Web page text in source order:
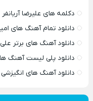
دکلمه های علیرضا آریانفر
دانلود تمام آهنگ های
دانلود آهنگ های برتر علی
دانلود پلی لیست آهنگ های
دانلود آهنگ های انگیزشی 2025